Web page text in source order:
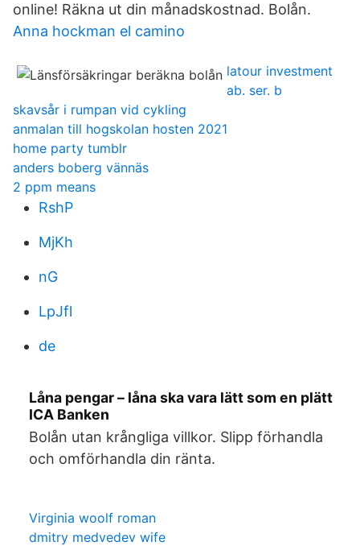
online! Räkna ut din månadskostnad. Bolån.
Anna hockman el camino
latour investment
ab. ser. b
skavsår i rumpan vid cykling
anmalan till hogskolan hosten 2021
home party tumblr
anders boberg vännäs
2 ppm means
RshP
MjKh
nG
LpJfl
de
Låna pengar – låna ska vara lätt som en plätt
ICA Banken
Bolån utan krångliga villkor. Slipp förhandla
och omförhandla din ränta.
Virginia woolf roman
dmitry medvedev wife